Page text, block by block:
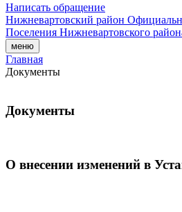
Написать обращение
Нижневартовский район
Поселения Нижневартовского
меню
Главная
Документы
Документы
О внесении изменений в